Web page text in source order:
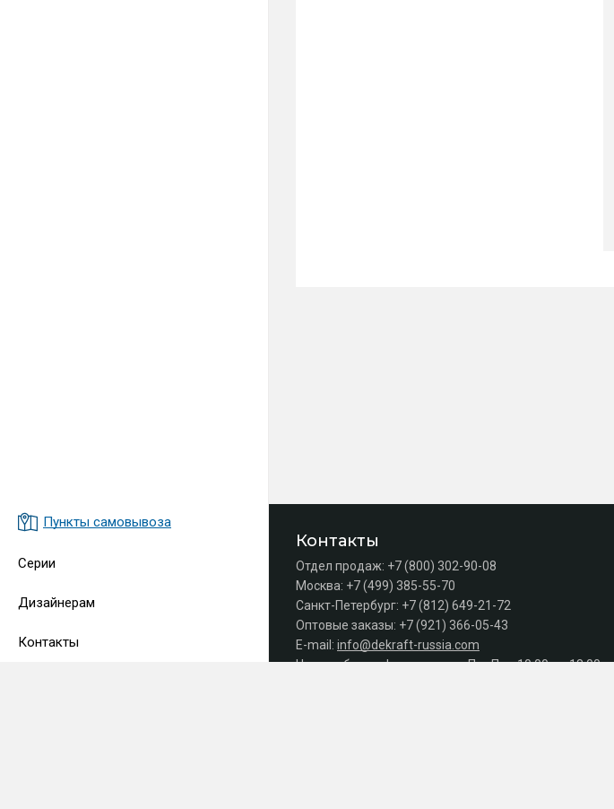
Пункты самовывоза
Серии
Дизайнерам
Контакты
Контакты
Отдел продаж: +7 (800) 302-90-08
Москва: +7 (499) 385-55-70
Санкт-Петербург: +7 (812) 649-21-72
Оптовые заказы: +7 (921) 366-05-43
E-mail: info@dekraft-russia.com
Часы работы офиса продаж: Пн–Пт с 10:00 до 18:00